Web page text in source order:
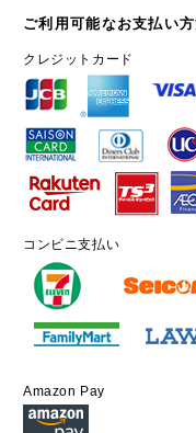
ご利用可能なお支払い
クレジットカード
コンビニ支払い
Amazon Pay